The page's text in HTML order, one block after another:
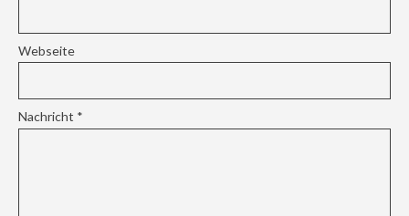
Webseite
Nachricht *